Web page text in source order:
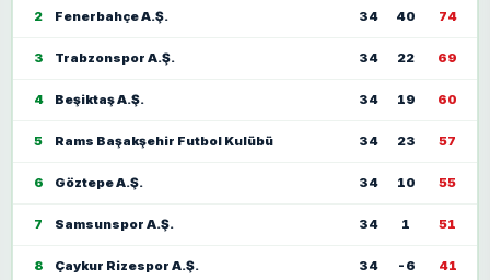
2 Fenerbahçe A.Ş. 34 40 74
3 Trabzonspor A.Ş. 34 22 69
4 Beşiktaş A.Ş. 34 19 60
5 Rams Başakşehir Futbol Kulübü 34 23 57
6 Göztepe A.Ş. 34 10 55
7 Samsunspor A.Ş. 34 1 51
8 Çaykur Rizespor A.Ş. 34 -6 41